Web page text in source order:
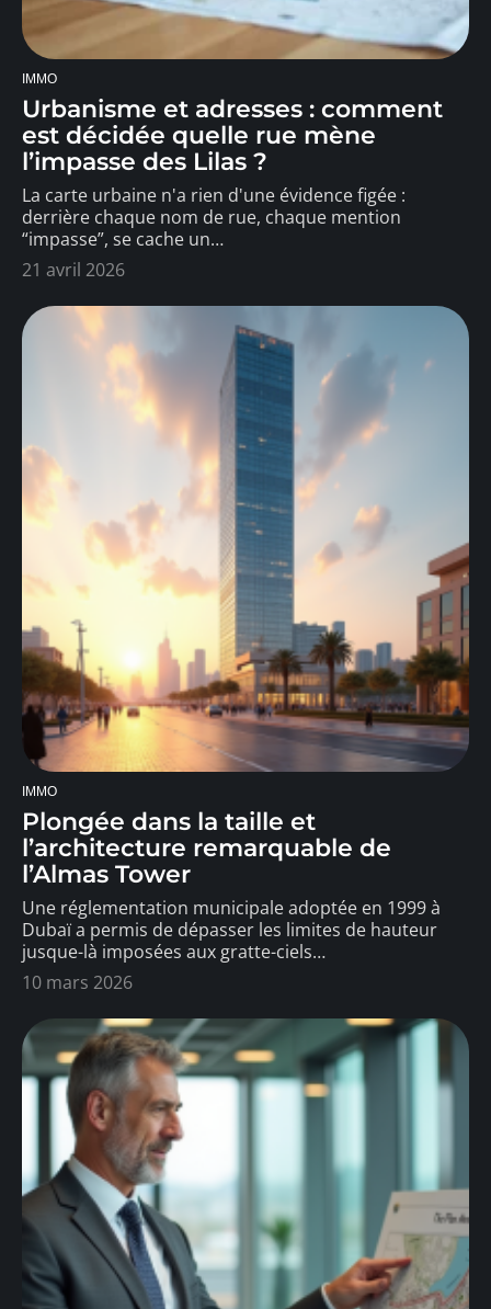
IMMO
Urbanisme et adresses : comment
est décidée quelle rue mène
l’impasse des Lilas ?
La carte urbaine n'a rien d'une évidence figée :
derrière chaque nom de rue, chaque mention
“impasse”, se cache un…
21 avril 2026
IMMO
Plongée dans la taille et
l’architecture remarquable de
l’Almas Tower
Une réglementation municipale adoptée en 1999 à
Dubaï a permis de dépasser les limites de hauteur
jusque-là imposées aux gratte-ciels…
10 mars 2026